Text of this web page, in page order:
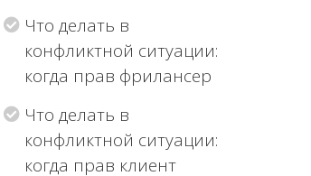
Что делать в
конфликтной ситуации:
когда прав фрилансер
Что делать в
конфликтной ситуации:
когда прав клиент